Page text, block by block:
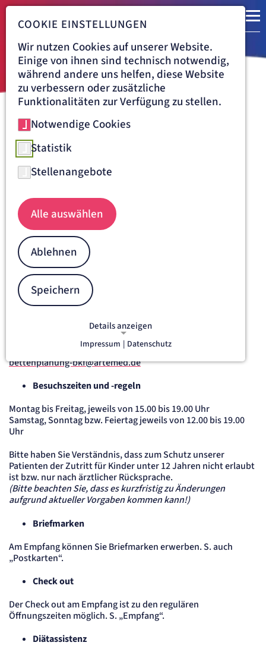
Navigationspfad
BENEDICTUS KRANKENHAUS FELDAFING
Unsere Services von A bis Z
Belegungsmanagement
Bei Fragen rund um die Buchung Ihres Zimmers oder bei
einem Zimmerwechsel steht Ihnen unser
Belegungsmanagement gerne zur Verfügung:
Leitung Belegungsmanagement
Neurologie / Morbus Parkinson Komplexbehandlung /
Akutgeriatrie
DW intern: -8320
Tel. extern: 08157 28-8320
Tel. extern: 08157 28-8321
bettenplanung-bkf@artemed.de
Besuchszeiten und -regeln
Montag bis Freitag, jeweils von 15.00 bis 19.00 Uhr
Samstag, Sonntag bzw. Feiertag jeweils von 12.00 bis 19.00
Uhr
Bitte haben Sie Verständnis, dass zum Schutz unserer
Patienten der Zutritt für Kinder unter 12 Jahren nicht erlaubt
ist bzw. nur nach ärztlicher Rücksprache.
(Bitte beachten Sie, dass es kurzfristig zu Änderungen
aufgrund aktueller Vorgaben kommen kann!)
Briefmarken
Am Empfang können Sie Briefmarken erwerben. S. auch
„Postkarten“.
Check out
Der Check out am Empfang ist zu den regulären
Öffnungszeiten möglich. S. „Empfang“.
Diätassistenz
COOKIE EINSTELLUNGEN
Wir nutzen Cookies auf unserer Website.
Einige von ihnen sind technisch notwendig,
während andere uns helfen, diese Website
zu verbessern oder zusätzliche
Funktionalitäten zur Verfügung zu stellen.
Notwendige Cookies
Statistik
Stellenangebote
Alle auswählen
Ablehnen
Speichern
Details anzeigen
NOTWENDIGE COOKIES
Notwendige Cookies ermöglichen
die einwandfreie Funktion der Website
erforderlich.
etracker Sitzungs-Cookie
Name:
et_oi_v2
Anbieter:
etracker GmbH
Zweck:
Opt-In Cookie speichert die Entscheidung des Besuchers, wenn auf der Seite des
verwendet.
"no" - 50 Jahre, "yes" - 480 Tage
Content-Management-System-
Cookie
Name:
fe_typo_user
TYPO3
Impressum | Datenschutz